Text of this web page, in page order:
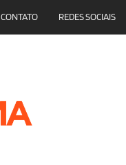
CONTATO REDES SOCIAIS